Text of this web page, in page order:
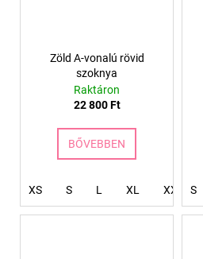
Zöld A-vonalú rövid
szoknya
Raktáron
22 800 Ft
BŐVEBBEN
XS S L XL XXL S